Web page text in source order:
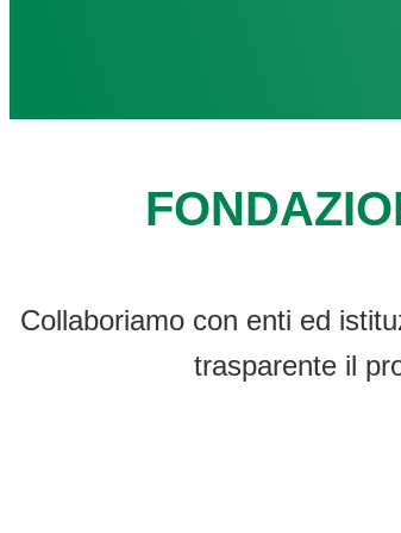
Collaboriamo con enti ed
trasparente il